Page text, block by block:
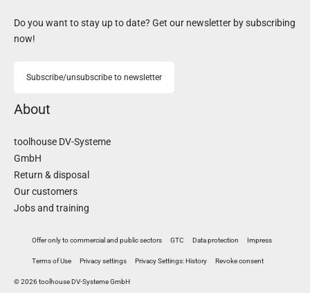
Do you want to stay up to date? Get our newsletter by subscribing
now!
Subscribe/unsubscribe to newsletter
About
toolhouse DV-Systeme
GmbH
Return & disposal
Our customers
Jobs and training
Offer only to commercial and public sectors GTC Data protection Impress
Terms of Use Privacy settings Privacy Settings: History Revoke consent
© 2026 toolhouse DV-Systeme GmbH